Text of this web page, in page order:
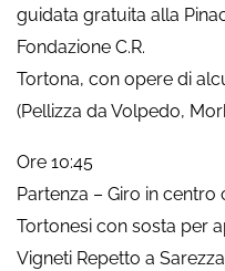
guidata gratuita alla
Fondazione C.R.
Tortona, con opere di
(Pellizza da Volpedo,
Ore 10:45
Partenza – Giro in
Tortonesi con sosta per
Vigneti Repetto a